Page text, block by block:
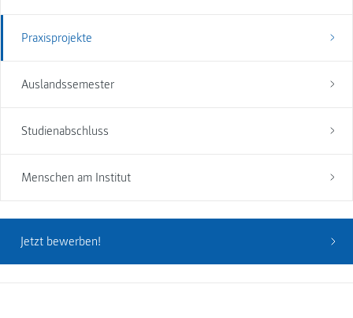
Praxisprojekte
Auslandssemester
Studienabschluss
Menschen am Institut
Jetzt bewerben!